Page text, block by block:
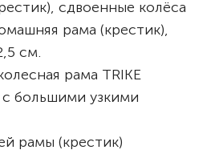
сдвоенные колёса
рама (крестик),
см.
рама TRIKE
большими узкими
рамы (крестик)